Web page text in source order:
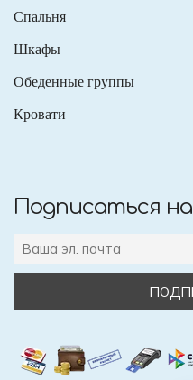
Спальня
Шкафы
Обеденные группы
Кровати
Подписаться